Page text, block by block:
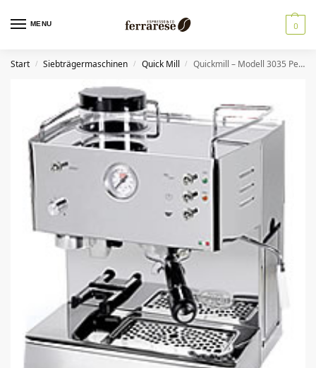
MENU 0
Start / Siebträgermaschinen / Quick Mill / Quickmill – Modell 3035 Pegaso, Kaffeemaschine mit Kaffeemühle